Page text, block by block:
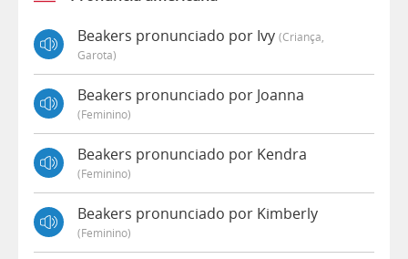
Beakers pronunciado por Ivy (criança,
Garota)
Beakers pronunciado por Joanna
(feminino)
Beakers pronunciado por Kendra
(feminino)
Beakers pronunciado por Kimberly
(feminino)